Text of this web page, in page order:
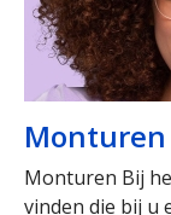
Monturen
Monturen Bij
vinden die bij u